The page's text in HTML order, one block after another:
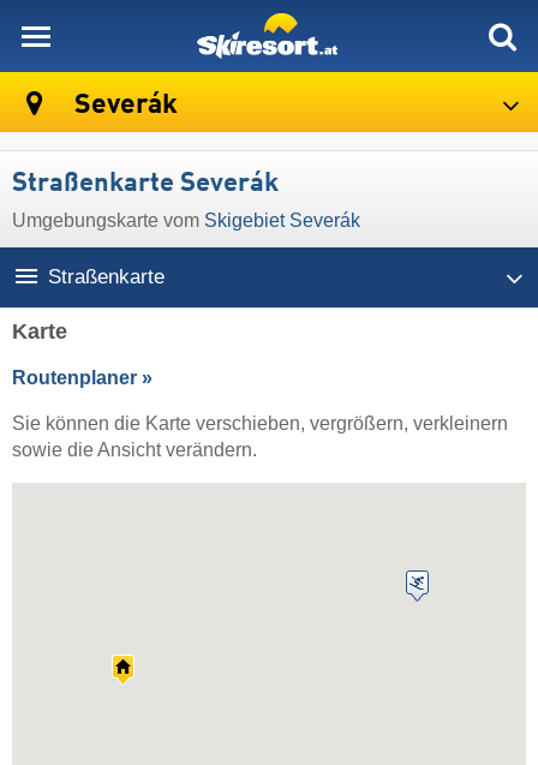
Severák
Straßenkarte Severák
Umgebungskarte vom Skigebiet Severák
Straßenkarte
Karte
Routenplaner »
Sie können die Karte verschieben, vergrößern, verkleinern
sowie die Ansicht verändern.